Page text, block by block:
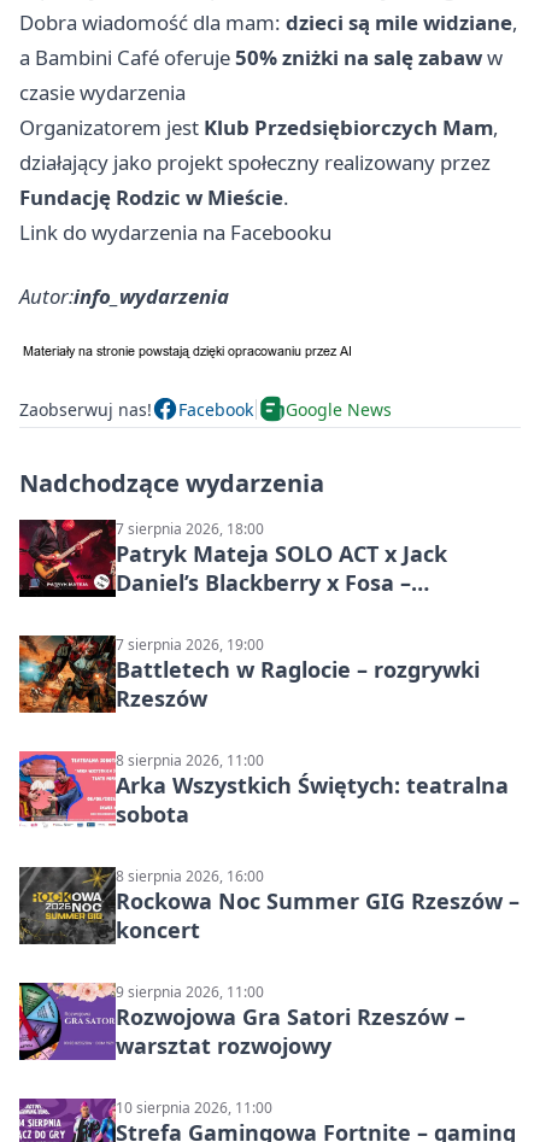
Dobra wiadomość dla mam: dzieci są mile widziane,
a Bambini Café oferuje50% zniżki na salę zabaww
czasie wydarzenia
Organizatorem jest Klub Przedsiębiorczych Mam,
działający jako projekt społeczny realizowany przez
Fundację Rodzic w Mieście.
Link do wydarzenia na Facebooku
Autor:info_wydarzenia
Zaobserwuj nas! Facebook Google News
Nadchodzące wydarzenia
7 sierpnia 2026, 18:00
Patryk Mateja SOLO ACT x Jack
Daniel’s Blackberry x Fosa –
7 sierpnia 2026, 19:00
Battletech w Raglocie – rozgrywki
Rzeszów
8 sierpnia 2026, 11:00
Arka Wszystkich Świętych: teatralna
sobota
8 sierpnia 2026, 16:00
Rockowa Noc Summer GIG Rzeszów –
koncert
9 sierpnia 2026, 11:00
Rozwojowa Gra Satori Rzeszów –
warsztat rozwojowy
10 sierpnia 2026, 11:00
Strefa Gamingowa Fortnite – gaming